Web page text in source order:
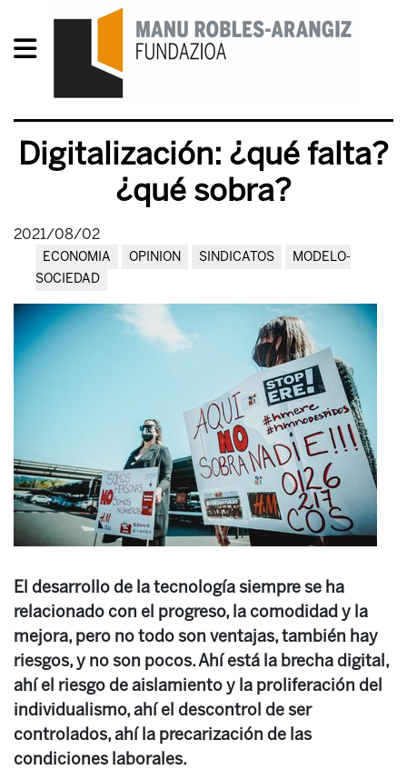
Digitalización: ¿qué falta?
¿qué sobra?
2021/08/02
ECONOMIA OPINION SINDICATOS
MODELO-
SOCIEDAD
El desarrollo de la tecnología siempre se ha
relacionado con el progreso, la comodidad y la
mejora, pero no todo son ventajas, también hay
riesgos, y no son pocos. Ahí está la brecha digital,
ahí el riesgo de aislamiento y la proliferación del
individualismo, ahí el descontrol de ser
controlados, ahí la precarización de las
condiciones laborales.